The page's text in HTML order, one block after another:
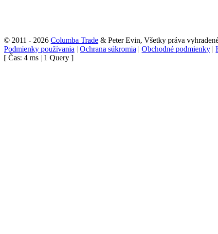
© 2011 - 2026 Columba Trade & Peter Evin, Všetky práva
Podmienky používania | Ochrana súkromia | Obchodné podmienky |
[ Čas: 4 ms | 1 Query ]